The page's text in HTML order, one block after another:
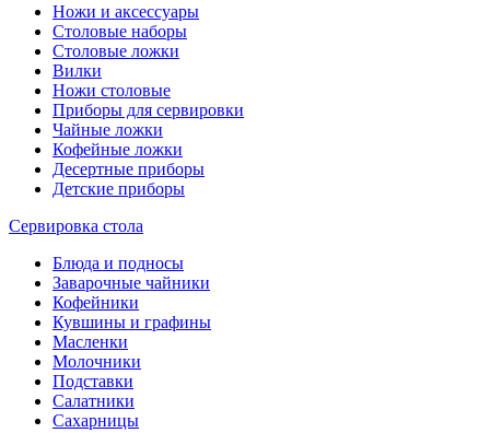
Ножи и аксессуары
Столовые наборы
Столовые ложки
Вилки
Ножи столовые
Приборы для сервировки
Чайные ложки
Кофейные ложки
Десертные приборы
Детские приборы
Сервировка стола
Блюда и подносы
Заварочные чайники
Кофейники
Кувшины и графины
Масленки
Молочники
Подставки
Салатники
Сахарницы